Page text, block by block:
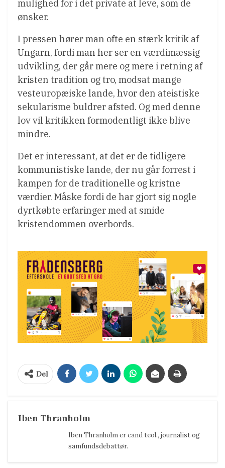
mulighed for i det private at leve, som de
ønsker.
I pressen hører man ofte en stærk kritik af
Ungarn, fordi man her ser en værdimæssig
udvikling, der går mere og mere i retning af
kristen tradition og tro, modsat mange
vesteuropæiske lande, hvor den ateistiske
sekularisme buldrer afsted. Og med denne
lov vil kritikken formodentligt ikke blive
mindre.
Det er interessant, at det er de tidligere
kommunistiske lande, der nu går forrest i
kampen for de traditionelle og kristne
værdier. Måske fordi de har gjort sig nogle
dyrtkøbte erfaringer med at smide
kristendommen overbords.
Del
Iben Thranholm
Iben Thranholm er cand teol., journalist og
samfundsdebattør.